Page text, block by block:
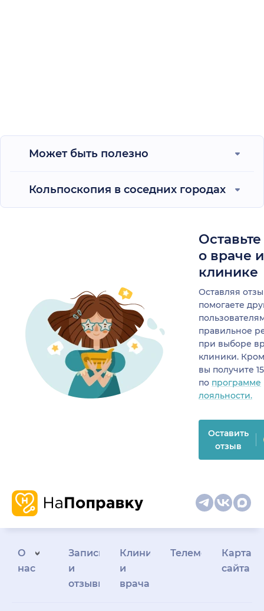
Может быть полезно
Кольпоскопия в соседних городах
о враче
клинике
Оставляя
помогаете
правильное
при выборе
клиники.
вы получите
по программе
лояльности.
Оставить
отзыв
О
нас
Запись
и
отзывы
Клиникам
и
врачам
Телемедицина
Карта
сайта